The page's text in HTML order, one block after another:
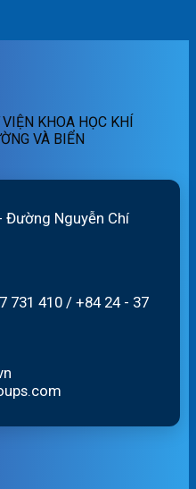
Hồng_IMHEMS_07.08.2026
KHOA HỌC KHÍ
VÀ BIỂN
Đường Nguyễn Chí
731 410 / +84 24 - 37